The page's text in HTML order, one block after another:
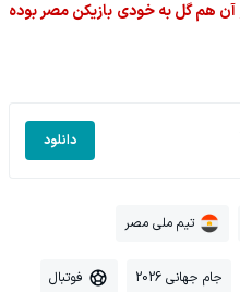
آن هم گل به خودی بازیکن مصر بوده
دانلود
تیم ملی مصر
جام جهانی 2026 فوتبال